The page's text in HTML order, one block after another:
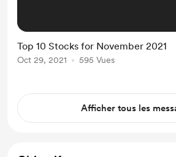
Top 10 Stocks for November 2021
Oct 29, 2021 595 Vues
Afficher tous les